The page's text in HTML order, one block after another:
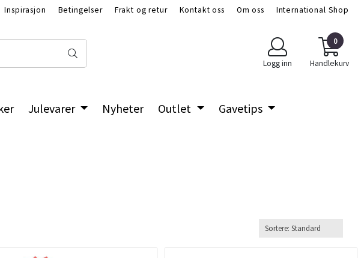
Inspirasjon Betingelser Frakt og retur Kontakt oss Om oss International Shop
Logg inn
0
Handlekurv
Julevarer Nyheter Outlet Gavetips